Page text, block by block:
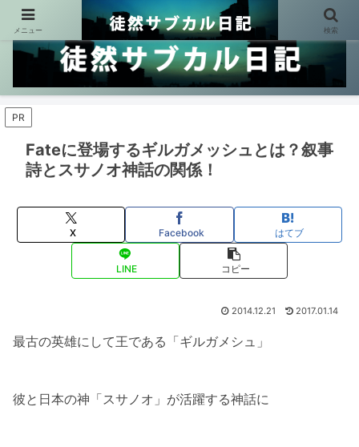
PR
Fateに登場するギルガメッシュとは？叙事
詩とスサノオ神話の関係！
X Facebook はてブ
LINE コピー
2014.12.21 2017.01.14
最古の英雄にして王である「ギルガメシュ」
彼と日本の神「スサノオ」が活躍する神話に
メニュー 検索